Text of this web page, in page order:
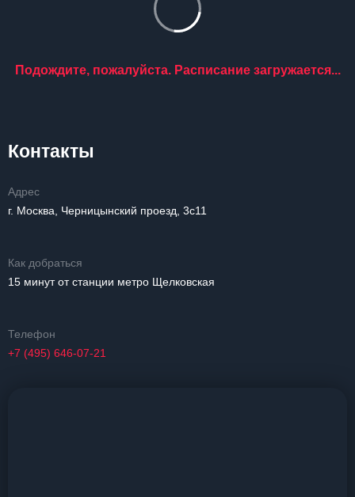
Подождите, пожалуйста. Расписание загружается...
Контакты
Адрес
г. Москва, Черницынский проезд, 3с11
Как добраться
15 минут от станции метро Щелковская
Телефон
+7 (495) 646-07-21